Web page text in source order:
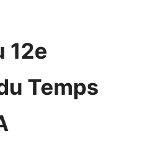
12e
Temps